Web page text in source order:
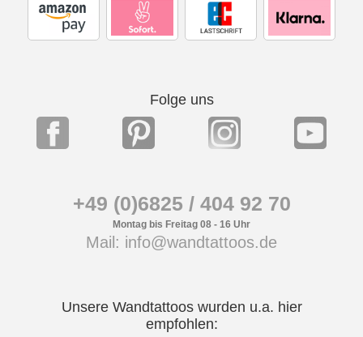
Folge uns
+49 (0)6825 / 404 92 70
Montag bis Freitag 08 - 16 Uhr
Mail: info@wandtattoos.de
Unsere Wandtattoos wurden u.a. hier
empfohlen: